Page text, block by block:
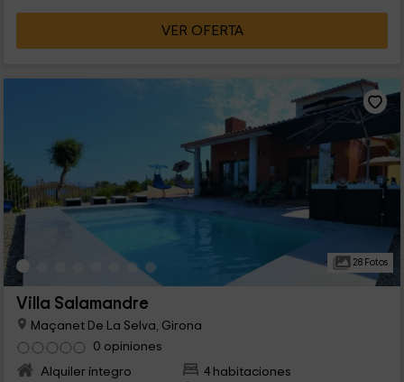
VER OFERTA
28 Fotos
Villa Salamandre
Maçanet De La Selva, Girona
0 opiniones
Alquiler íntegro
4 habitaciones